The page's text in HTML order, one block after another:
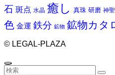
石 斑点 水晶 癒し 真珠 研磨 神
色 金運 鉄分 鉱物 鉱物カタ
© LEGAL-PLAZA